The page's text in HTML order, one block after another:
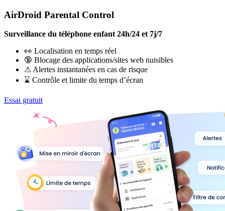
AirDroid Parental Control
Surveillance du téléphone enfant 24h/24 et 7j/7
👀 Localisation en temps réel
🔞 Blocage des applications/sites web nuisibles
⚠ Alertes instantanées en cas de risque
⌛ Contrôle et limite du temps d’écran
Essai gratuit